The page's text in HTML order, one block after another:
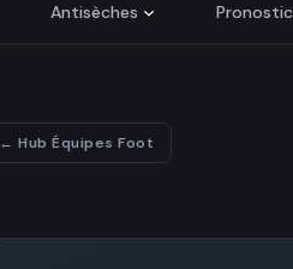
Antisèches
← Hub Équipes Foot